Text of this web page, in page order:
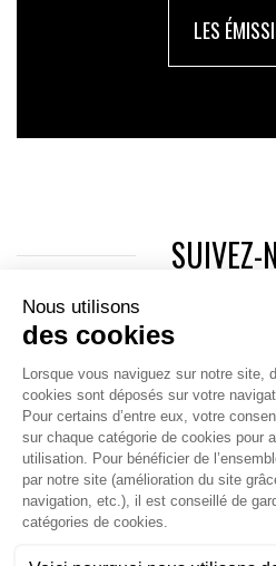
LES
SUIVEZ-